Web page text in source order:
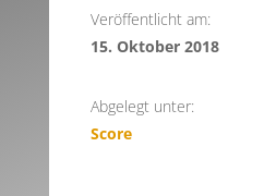
Veröffentlicht am:
15. Oktober 2018
Abgelegt unter:
Score